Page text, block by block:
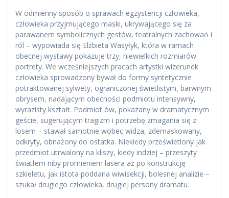
W odmienny sposób o sprawach egzystencji człowieka,
człowieka przyjmującego maski, ukrywającego się za
parawanem symbolicznych gestów, teatralnych zachowań i
ról – wypowiada się Elżbieta Wasyłyk, która w ramach
obecnej wystawy pokazuje trzy, niewielkich rozmiarów
portrety. We wcześniejszych pracach artystki wizerunek
człowieka sprowadzony bywał do formy syntetycznie
potraktowanej sylwety, ograniczonej świetlistym, barwnym
obrysem, nadającym obecności podmiotu intensywny,
wyrazisty kształt. Podmiot ów, pokazany w dramatycznym
geście, sugerującym tragizm i potrzebę zmagania się z
losem – stawał samotnie wobec widza, zdemaskowany,
odkryty, obnażony do ostatka. Niekiedy prześwietlony jak
przedmiot utrwalony na kliszy, kiedy indziej – przeszyty
światłem niby promieniem lasera aż po konstrukcję
szkieletu, jak istota poddana wiwisekcji, bolesnej analizie –
szukał drugiego człowieka, drugiej persony dramatu.